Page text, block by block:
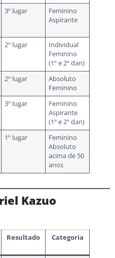
3º lugar
Feminino
Aspirante
2º lugar
Individual
Feminino
(1º e 2º dan)
2º lugar
Absoluto
Feminino
3º lugar
Feminino
Aspirante
(1º e 2º dan)
1º lugar
Feminino
Absoluto
acima de 50
anos
Kazuo
Resultado Categoria